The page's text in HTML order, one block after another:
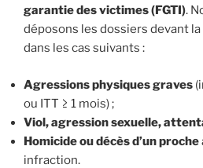
garantie des victimes (FGTI).
déposons les dossiers devant la
dans les cas suivants :
Agressions physiques graves
ou ITT ≥ 1 mois) ;
Viol, agression sexuelle,
Homicide ou décès d’un proche
infraction.